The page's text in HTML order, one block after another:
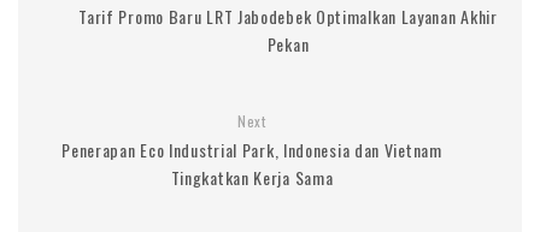
Tarif Promo Baru LRT Jabodebek Optimalkan Layanan Akhir
Pekan
Next
Penerapan Eco Industrial Park, Indonesia dan Vietnam
Tingkatkan Kerja Sama